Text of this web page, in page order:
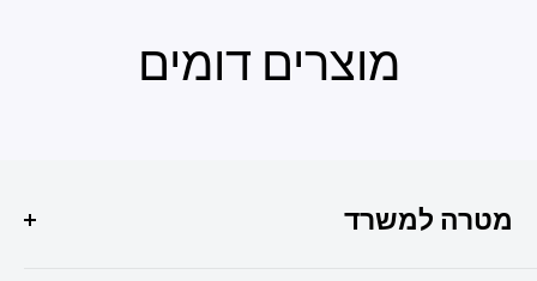
מוצרים דומים
מטרה למשרד